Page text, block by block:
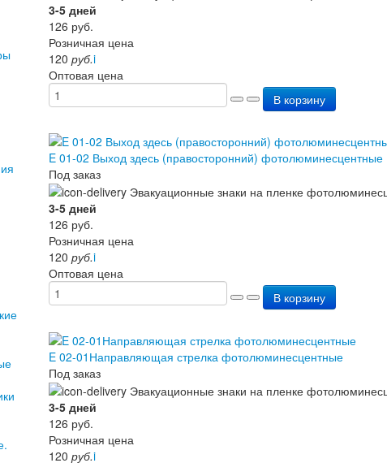
3-5 дней
126 руб.
Розничная цена
120 руб.i
Оптовая цена
В корзину
E 01-02 Выход здесь (правосторонний) фотолюминесцентные
Под заказ
3-5 дней
126 руб.
Розничная цена
120 руб.i
Оптовая цена
В корзину
E 02-01Направляющая стрелка фотолюминесцентные
Под заказ
3-5 дней
126 руб.
Розничная цена
120 руб.i